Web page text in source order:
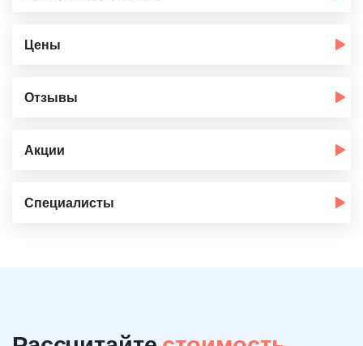
Цены
Отзывы
Акции
Специалисты